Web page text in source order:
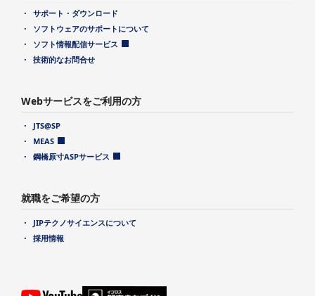
サポート・ダウンロード
ソフトウェアのサポートについて
ソフト情報配信サービス
技術的なお問合せ
Webサービスをご利用の方
JTS@SP
MEAS
鋼橋原寸ASPサービス
就職をご希望の方
JIPテクノサイエンスについて
採用情報